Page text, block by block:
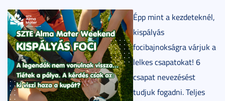
Épp mint a kezdeteknél,
kispályás
focibajnokságra várjuk a
lelkes csapatokat! 6
csapat nevezésést
tudjuk fogadni. Teljes